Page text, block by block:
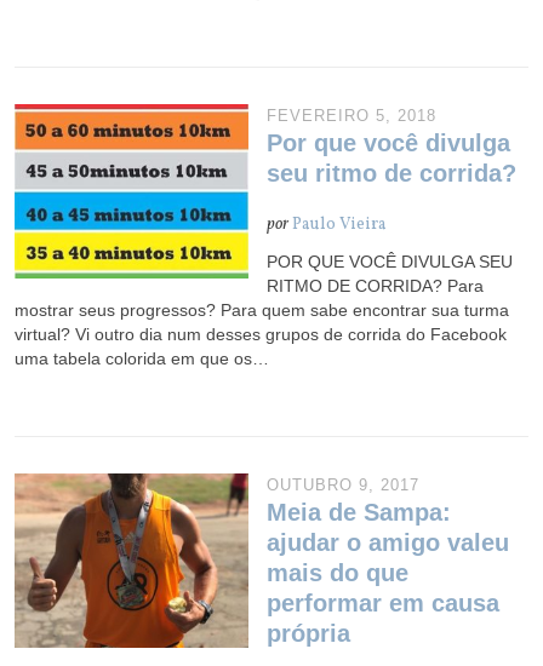
FEVEREIRO 5, 2018
Por que você divulga
seu ritmo de corrida?
porPaulo Vieira
POR QUE VOCÊ DIVULGA SEU
RITMO DE CORRIDA? Para
mostrar seus progressos? Para quem sabe encontrar sua turma
virtual? Vi outro dia num desses grupos de corrida do Facebook
uma tabela colorida em que os…
OUTUBRO 9, 2017
Meia de Sampa:
ajudar o amigo valeu
mais do que
performar em causa
própria